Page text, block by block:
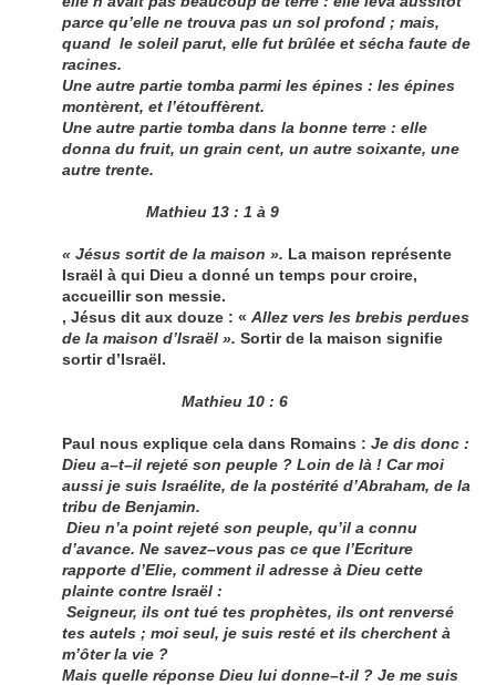
parce qu’elle ne trouva pas un sol profond ; mais,
quand le soleil parut, elle fut brûlée et sécha faute de
racines.
Une autre partie tomba parmi les épines : les épines
montèrent, et l’étouffèrent.
Une autre partie tomba dans la bonne terre : elle
donna du fruit, un grain cent, un autre soixante, une
autre trente.
Mathieu 13 : 1 à 9
« Jésus sortit de la maison ». La maison représente
Israël à qui Dieu a donné un temps pour croire,
accueillir son messie.
, Jésus dit aux douze : « Allez vers les brebis perdues
de la maison d’Israël ». Sortir de la maison signifie
sortir d’Israël.
Mathieu 10 : 6
Paul nous explique cela dans Romains : Je dis donc :
Dieu a–t–il rejeté son peuple ? Loin de là ! Car moi
aussi je suis Israélite, de la postérité d’Abraham, de la
tribu de Benjamin.
Dieu n’a point rejeté son peuple, qu’il a connu
d’avance. Ne savez–vous pas ce que l’Ecriture
rapporte d’Elie, comment il adresse à Dieu cette
plainte contre Israël :
Seigneur, ils ont tué tes prophètes, ils ont renversé
tes autels ; moi seul, je suis resté et ils cherchent à
m’ôter la vie ?
Mais quelle réponse Dieu lui donne–t-il ? Je me suis